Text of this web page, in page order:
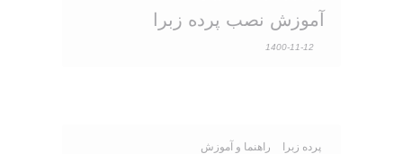
آموزش نصب پرده زبرا
1400-11-12
پرده زبرا راهنما و آموزش